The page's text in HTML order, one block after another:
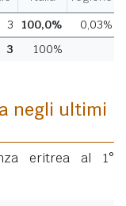
3 100,0%
0,03%
3 100%
negli ultimi
eritrea al 1°